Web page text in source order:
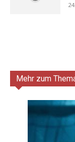
Mehr zum